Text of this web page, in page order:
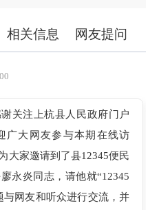
相关信息 网友提问
关注上杭县人民政府门户
广大网友参与本期在线访
大家邀请到了县12345便民
永炎同志，请他就“12345
与网友和听众进行交流，并